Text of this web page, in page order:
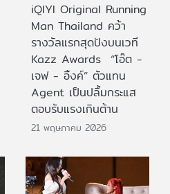
iQIYI Original Running
Man Thailand คว้า
รางวัลแรกสุดปังบนเวที
Kazz Awards “โอ๊ต -
เจฟ - อิ้งค์” ตัวแทน
Agent เป็นปลื้มกระแส
ตอบรับแรงเกินต้าน
21 พฤษภาคม 2026